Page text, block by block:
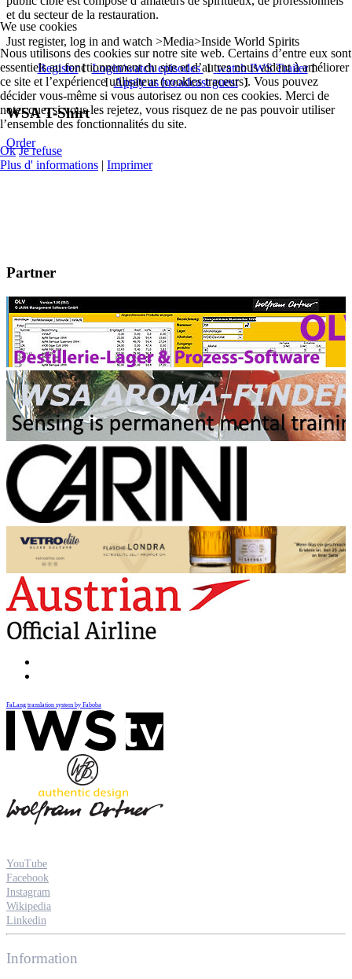
et du secteur de la restauration.
Just register, log in and watch >Media>Inside World Spirits
RegisterILogin/watch episodesI watch IWS TrailerI
IApply as broadcast guestI
WSA T-Shirt
Order
Partner
FaLang translation system by Faboba
YouTube
Facebook
Instagram
Wikipedia
Linkedin
Information
We use cookies
Nous utilisons des cookies sur notre site web. Certains d’entre eux sont
essentiels au fonctionnement du site et d’autres nous aident à améliorer
ce site et l’expérience utilisateur (cookies traceurs). Vous pouvez
décider vous-même si vous autorisez ou non ces cookies. Merci de
noter que, si vous les rejetez, vous risquez de ne pas pouvoir utiliser
l’ensemble des fonctionnalités du site.
Ok Je refuse
Plus d' informations | Imprimer